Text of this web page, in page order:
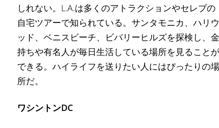
しれない。L.A.は多くのアトラクションやセレブの
自宅ツアーで知られている。サンタモニカ、ハリウ
ッド、ベニスビーチ、ビバリーヒルズを探検し、金
持ちや有名人が毎日生活している場所を見ることが
できる。ハイライフを送りたい人にはぴったりの場
所だ。
ワシントンDC